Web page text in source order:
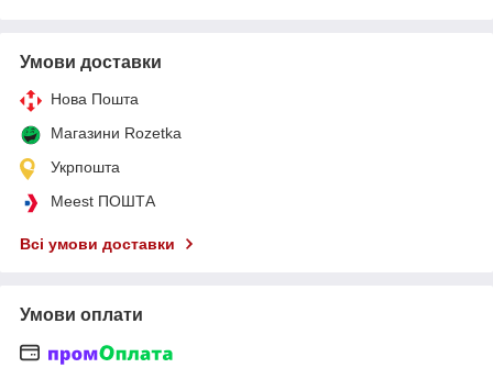
Умови доставки
Нова Пошта
Магазини Rozetka
Укрпошта
Meest ПОШТА
Всі умови доставки
Умови оплати